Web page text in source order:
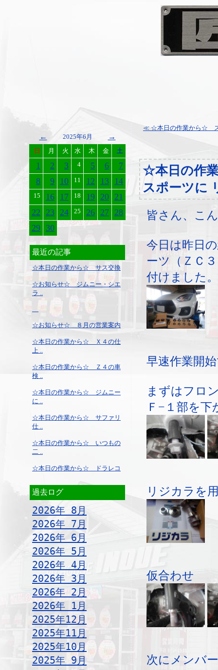
← 2025年6月 →
日 月 火 水 木 金 土
1 2 3 4 5 6
7
8
9 10 11 12 13 14
15 16 17 18 19 20 21
22 23 24 25 26 27 28
29 30
最近の記事
☆本日の作業から☆ サス交換
☆お知らせ☆ ジムニー・シエ
ラ ..
☆お知らせ☆ ８月の営業案内
☆本日の作業から☆ Ｘ４の仕
上 ..
☆本日の作業から☆ Ｚ４の車
検 ..
☆本日の作業から☆ ジムニー
に ..
☆本日の作業から☆ サファリ
仕 ..
☆本日の作業から☆ いつもの
二 ..
☆本日の作業から☆ ドラレコ
過去ログ
2026年 8月
2026年 7月
2026年 6月
2026年 5月
2026年 4月
2026年 3月
2026年 2月
2026年 1月
2025年12月
2025年11月
2025年10月
2025年 9月
≪ ☆本日の作業から☆
☆本日の作
スポーツに
皆さん、こ
今日は昨日
ーツ（ＺＣ
付けました。
早速作業開
まずはフロ
Ｆ−１部を
リジカラを
仮合わせ
次にメンバ